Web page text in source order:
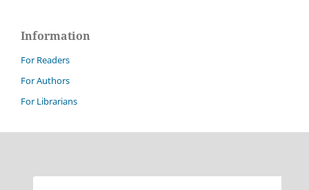
Information
For Readers
For Authors
For Librarians